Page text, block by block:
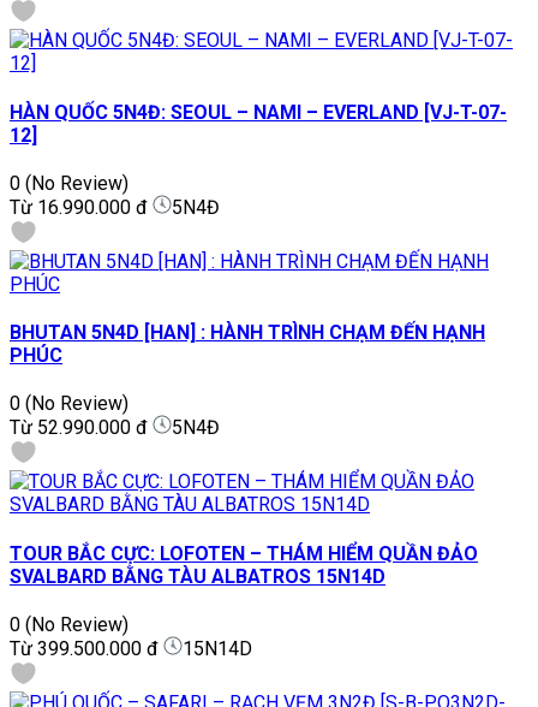
HÀN QUỐC 5N4Đ: SEOUL – NAMI – EVERLAND [VJ-T-07-
12]
0 (No Review)
Từ 16.990.000 đ 5N4Đ
BHUTAN 5N4D [HAN] : HÀNH TRÌNH CHẠM ĐẾN HẠNH
PHÚC
0 (No Review)
Từ 52.990.000 đ 5N4Đ
TOUR BẮC CỰC: LOFOTEN – THÁM HIỂM QUẦN ĐẢO
SVALBARD BẰNG TÀU ALBATROS 15N14D
0 (No Review)
Từ 399.500.000 đ 15N14D